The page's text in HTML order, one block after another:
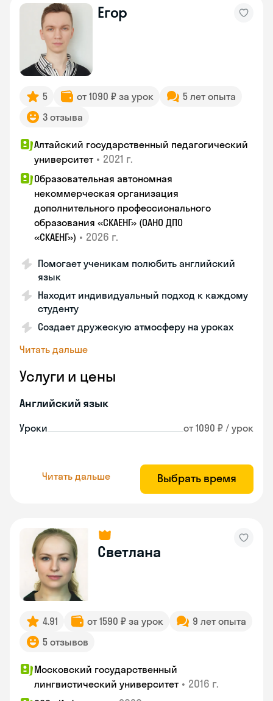
Егор
5 от 1090 ₽ за урок
5 лет опыта
3 отзыва
Алтайский государственный педагогический
университет • 2021 г.
Образовательная автономная
некоммерческая организация
дополнительного профессионального
образования «СКАЕНГ» (ОАНО ДПО
«СКАЕНГ») • 2026 г.
Помогает ученикам полюбить английский
язык
Находит индивидуальный подход к каждому
студенту
Создает дружескую атмосферу на уроках
Читать дальше
Услуги и цены
Английский язык
Уроки от 1090 ₽ / урок
Читать дальше Выбрать время
Светлана
4.91 от 1590 ₽ за урок
9 лет опыта
5 отзывов
Московский государственный
лингвистический университет • 2016 г.